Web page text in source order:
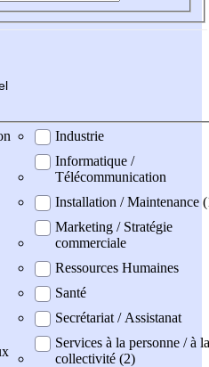
Industrie
Informatique /
Télécommunication
Installation / Maintenance
Marketing / Stratégie
commerciale
Ressources Humaines
Santé
Secrétariat / Assistanat
Services à la personne / à la
collectivité (2)